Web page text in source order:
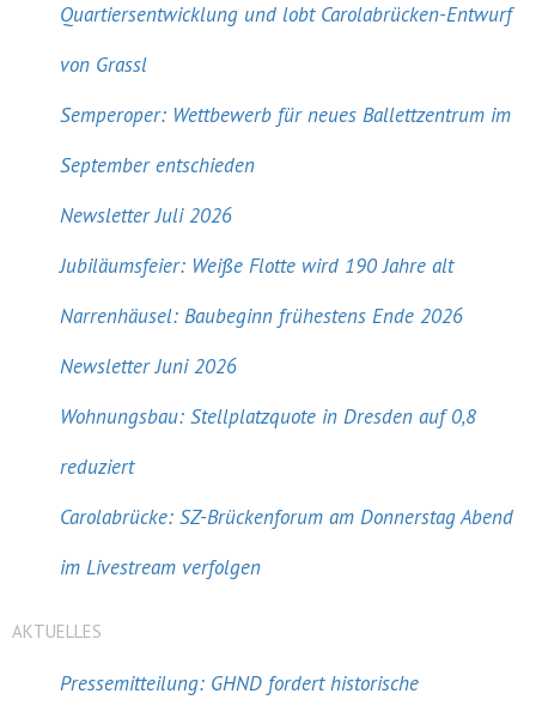
Quartiersentwicklung und lobt Carolabrücken-Entwurf
von Grassl
Semperoper: Wettbewerb für neues Ballettzentrum im
September entschieden
Newsletter Juli 2026
Jubiläumsfeier: Weiße Flotte wird 190 Jahre alt
Narrenhäusel: Baubeginn frühestens Ende 2026
Newsletter Juni 2026
Wohnungsbau: Stellplatzquote in Dresden auf 0,8
reduziert
Carolabrücke: SZ-Brückenforum am Donnerstag Abend
im Livestream verfolgen
AKTUELLES
Pressemitteilung: GHND fordert historische